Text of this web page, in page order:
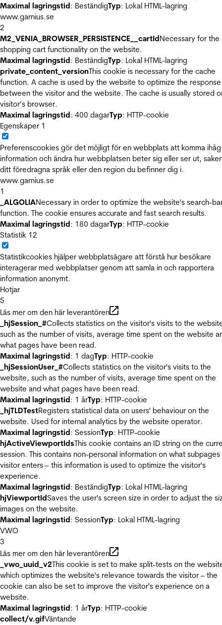
Maximal lagringstid: BeständigTyp: Lokal HTML-lagring
www.garnius.se
2
M2_VENIA_BROWSER_PERSISTENCE__cartIdNecessary for the
shopping cart functionality on the website.
Maximal lagringstid: BeständigTyp: Lokal HTML-lagring
private_content_versionThis cookie is necessary for the cache
function. A cache is used by the website to optimize the
between the visitor and the website. The cache is usually stored
visitor’s browser.
Maximal lagringstid: 400 dagarTyp: HTTP-cookie
Egenskaper 1
Preferenscookies gör det möjligt för en webbplats att komma ihåg
information och ändra hur webbplatsen beter sig eller ser ut,
ditt föredragna språk eller den region du befinner dig i.
www.garnius.se
1
_ALGOLIANecessary in order to optimize the website's search-
function. The cookie ensures accurate and fast search results.
Maximal lagringstid: 180 dagarTyp: HTTP-cookie
Statistik 12
Statistikcookies hjälper webbplatsägare att förstå hur besökare
interagerar med webbplatser genom att samla in och rapportera
information anonymt.
Hotjar
5
Läs mer om den här leverantören
_hjSession_#Collects statistics on the visitor's visits to the
such as the number of visits, average time spent on the website
what pages have been read.
Maximal lagringstid: 1 dagTyp: HTTP-cookie
_hjSessionUser_#Collects statistics on the visitor's visits to the
website, such as the number of visits, average time spent on the
website and what pages have been read.
Maximal lagringstid: 1 årTyp: HTTP-cookie
_hjTLDTestRegisters statistical data on users' behaviour on the
website. Used for internal analytics by the website operator.
Maximal lagringstid: SessionTyp: HTTP-cookie
hjActiveViewportIdsThis cookie contains an ID string on the
session. This contains non-personal information on what
visitor enters – this information is used to optimize the visitor's
experience.
Maximal lagringstid: BeständigTyp: Lokal HTML-lagring
hjViewportIdSaves the user's screen size in order to adjust the
images on the website.
Maximal lagringstid: SessionTyp: Lokal HTML-lagring
VWO
3
Läs mer om den här leverantören
_vwo_uuid_v2This cookie is set to make split-tests on the
which optimizes the website's relevance towards the visitor – the
cookie can also be set to improve the visitor's experience on a
website.
Maximal lagringstid: 1 årTyp: HTTP-cookie
collect/v.gifVäntande